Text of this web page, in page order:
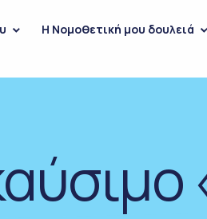
Η Νομοθετική μου δουλειά